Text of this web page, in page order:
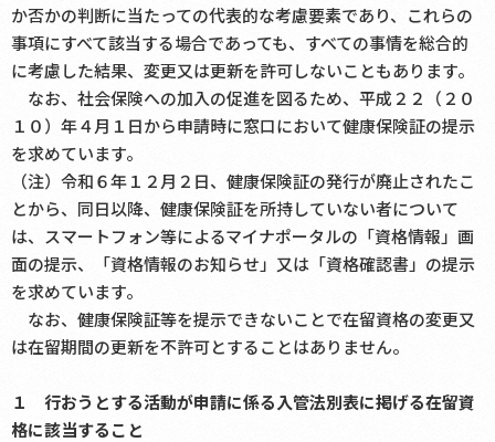
か否かの判断に当たっての代表的な考慮要素であり、これらの
事項にすべて該当する場合であっても、すべての事情を総合的
に考慮した結果、変更又は更新を許可しないこともあります。
なお、社会保険への加入の促進を図るため、平成２２（２０
１０）年４月１日から申請時に窓口において健康保険証の提示
を求めています。
（注）令和６年１２月２日、健康保険証の発行が廃止されたこ
とから、同日以降、健康保険証を所持していない者について
は、スマートフォン等によるマイナポータルの「資格情報」画
面の提示、「資格情報のお知らせ」又は「資格確認書」の提示
を求めています。
なお、健康保険証等を提示できないことで在留資格の変更又
は在留期間の更新を不許可とすることはありません。
１ 行おうとする活動が申請に係る入管法別表に掲げる在留資
格に該当すること